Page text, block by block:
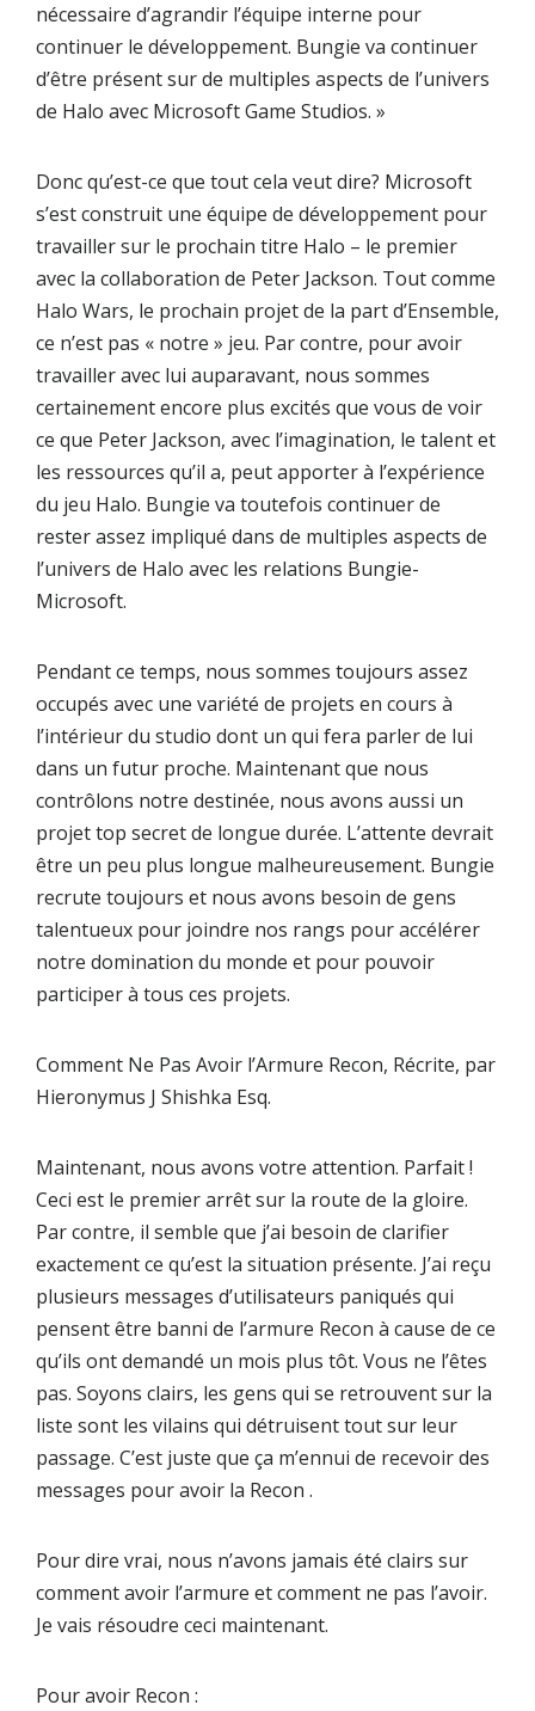
nécessaire d’agrandir l’équipe interne pour
continuer le développement. Bungie va continuer
d’être présent sur de multiples aspects de l’univers
de Halo avec Microsoft Game Studios. »
Donc qu’est-ce que tout cela veut dire? Microsoft
s’est construit une équipe de développement pour
travailler sur le prochain titre Halo – le premier
avec la collaboration de Peter Jackson. Tout comme
Halo Wars, le prochain projet de la part d’Ensemble,
ce n’est pas « notre » jeu. Par contre, pour avoir
travailler avec lui auparavant, nous sommes
certainement encore plus excités que vous de voir
ce que Peter Jackson, avec l’imagination, le talent et
les ressources qu’il a, peut apporter à l’expérience
du jeu Halo. Bungie va toutefois continuer de
rester assez impliqué dans de multiples aspects de
l’univers de Halo avec les relations Bungie-
Microsoft.
Pendant ce temps, nous sommes toujours assez
occupés avec une variété de projets en cours à
l’intérieur du studio dont un qui fera parler de lui
dans un futur proche. Maintenant que nous
contrôlons notre destinée, nous avons aussi un
projet top secret de longue durée. L’attente devrait
être un peu plus longue malheureusement. Bungie
recrute toujours et nous avons besoin de gens
talentueux pour joindre nos rangs pour accélérer
notre domination du monde et pour pouvoir
participer à tous ces projets.
Comment Ne Pas Avoir l’Armure Recon, Récrite, par
Hieronymus J Shishka Esq.
Maintenant, nous avons votre attention. Parfait !
Ceci est le premier arrêt sur la route de la gloire.
Par contre, il semble que j’ai besoin de clarifier
exactement ce qu’est la situation présente. J’ai reçu
plusieurs messages d’utilisateurs paniqués qui
pensent être banni de l’armure Recon à cause de ce
qu’ils ont demandé un mois plus tôt. Vous ne l’êtes
pas. Soyons clairs, les gens qui se retrouvent sur la
liste sont les vilains qui détruisent tout sur leur
passage. C’est juste que ça m’ennui de recevoir des
messages pour avoir la Recon .
Pour dire vrai, nous n’avons jamais été clairs sur
comment avoir l’armure et comment ne pas l’avoir.
Je vais résoudre ceci maintenant.
Pour avoir Recon :